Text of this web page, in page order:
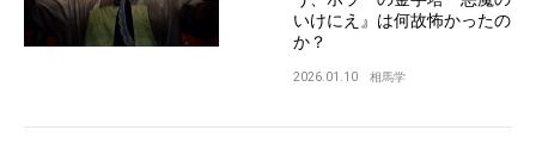
いけにえ』は何故怖かったの
か？
2026.01.10 相馬学